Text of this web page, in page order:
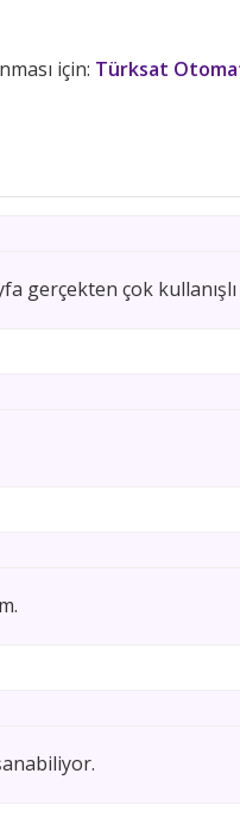
için: Türksat
gerçekten çok kullanışlı